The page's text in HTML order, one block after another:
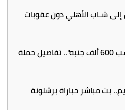
إلى شباب الأهلي دون عقوبات
"لو كارتك في إيدك تكسب 600 ألف جنيه".. تفاصيل حملة
بث مباشر مباراة برشلونة